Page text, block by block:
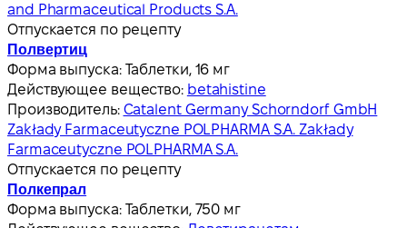
and Pharmaceutical Products S.A.
Отпускается по рецепту
Полвертиц
Форма выпуска: Таблетки, 16 мг
Действующее вещество: betahistine
Производитель: Catalent Germany Schorndorf GmbH
Zakłady Farmaceutyczne POLPHARMA S.A. Zakłady
Farmaceutyczne POLPHARMA S.A.
Отпускается по рецепту
Полкепрал
Форма выпуска: Таблетки, 750 мг